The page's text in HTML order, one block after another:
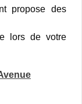
propose des
lors de votre